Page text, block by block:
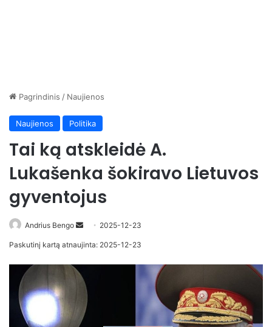
Pagrindinis / Naujienos
Naujienos Politika
Tai ką atskleidė A.
Lukašenka šokiravo Lietuvos
gyventojus
Andrius Bengo
Send 2025-12-23
Paskutinį kartą atnaujinta: 2025-12-23